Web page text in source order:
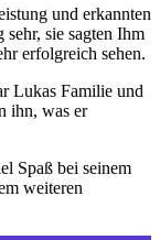
und erkannten
sie sagten Ihm
erfolgreich sehen.
Lukas Familie und
ihn, was er
Spaß bei seinem
weiteren